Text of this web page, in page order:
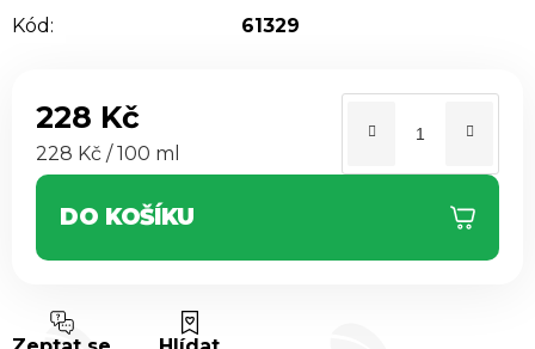
Kód:
61329
228 Kč
Měrná cena:
228 Kč / 100 ml
DO KOŠÍKU